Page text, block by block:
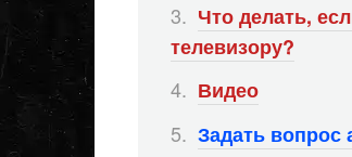
Что делать,
телевизору?
Видео
Задать вопрос